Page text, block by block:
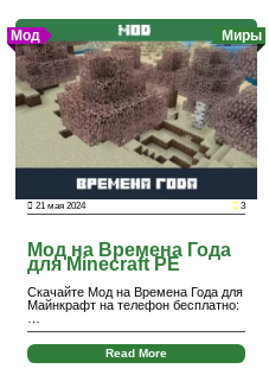
Мод Миры
21 мая 2024 3
Мод на Времена Года
для Minecraft PE
Скачайте Мод на Времена Года для
Майнкрафт на телефон бесплатно:
Read More